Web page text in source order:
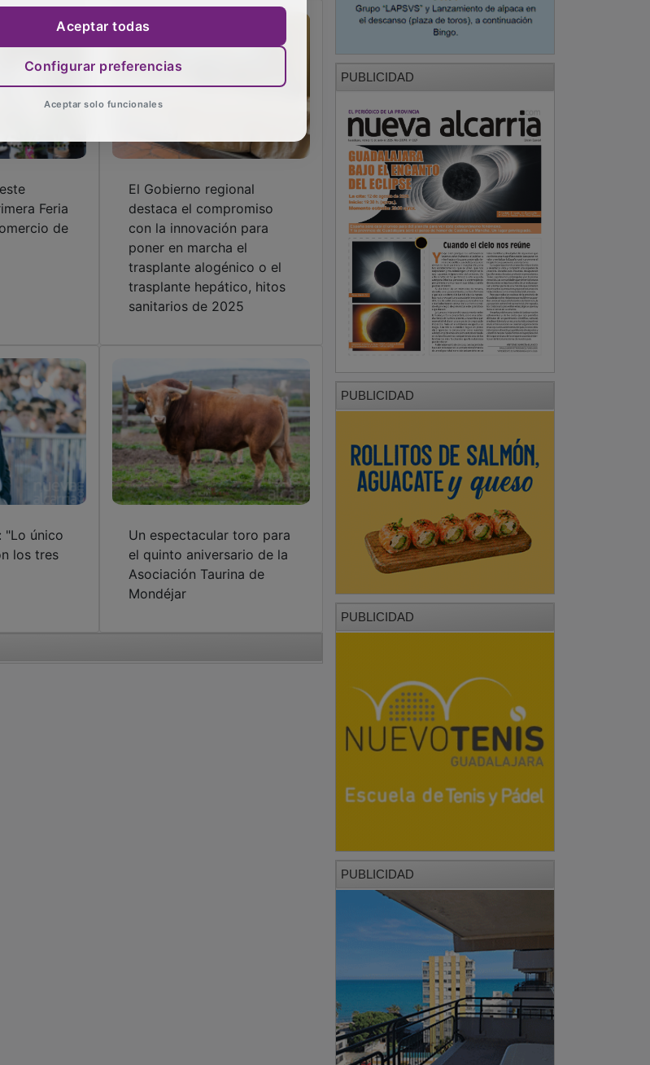
Feria
de
El Gobierno regional
destaca el compromiso
con la innovación para
poner en marcha el
trasplante alogénico o el
trasplante hepático, hitos
sanitarios de 2025
"Lo único
los tres
Un espectacular toro para
el quinto aniversario de la
Asociación Taurina de
Mondéjar
PUBLICIDAD
PUBLICIDAD
PUBLICIDAD
PUBLICIDAD
Aceptar todas
Configurar preferencias
Aceptar solo funcionales